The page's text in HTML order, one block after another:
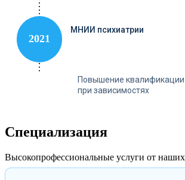
2021
МНИИ психиатрии
Повышение квалификации
при зависимостях
Специализация
Высокопрофессиональные услуги от